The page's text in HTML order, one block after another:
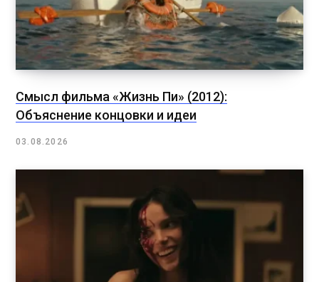
Смысл фильма «Жизнь Пи» (2012):
Объяснение концовки и идеи
03.08.2026